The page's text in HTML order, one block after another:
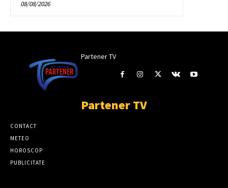
08/08/2026
Partener TV
Partener TV
CONTACT
METEO
HOROSCOP
PUBLICITATE